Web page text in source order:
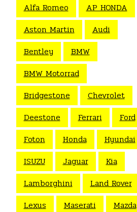
Alfa Romeo
AP HONDA
Aston Martin
Audi
Bentley
BMW
BMW Motorrad
Bridgestone
Chevrolet
Deestone
Ferrari
Ford
Foton
Honda
Hyundai
ISUZU
Jaguar
Kia
Lamborghini
Land Rover
Lexus
Maserati
Mazda